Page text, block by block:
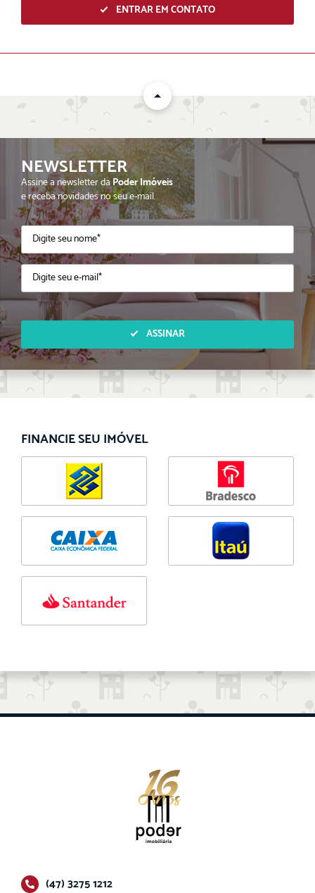
ENTRAR EM CONTATO
ENVIAR
NEWSLETTER
Assine a newsletter daPoder Imóveis
e receba novidades no seu e-mail.
ASSINAR
FINANCIE SEU IMÓVEL
(47) 3275 1212